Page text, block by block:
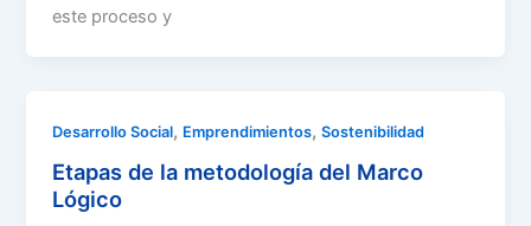
este proceso y
Desarrollo Social, Emprendimientos,Sostenibilidad
Etapas de la metodología del Marco
Lógico